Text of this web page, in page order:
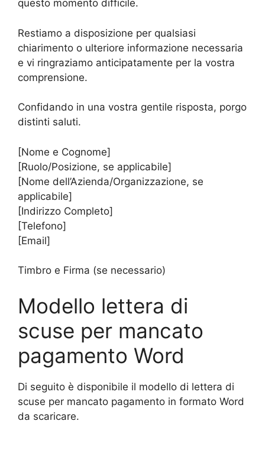
questo momento difficile.
Restiamo a disposizione per qualsiasi
chiarimento o ulteriore informazione necessaria
e vi ringraziamo anticipatamente per la vostra
comprensione.
Confidando in una vostra gentile risposta, porgo
distinti saluti.
[Nome e Cognome]
[Ruolo/Posizione, se applicabile]
[Nome dell’Azienda/Organizzazione, se
applicabile]
[Indirizzo Completo]
[Telefono]
[Email]
Timbro e Firma (se necessario)
Modello lettera di
scuse per mancato
pagamento Word
Di seguito è disponibile il modello di lettera di
scuse per mancato pagamento in formato Word
da scaricare.